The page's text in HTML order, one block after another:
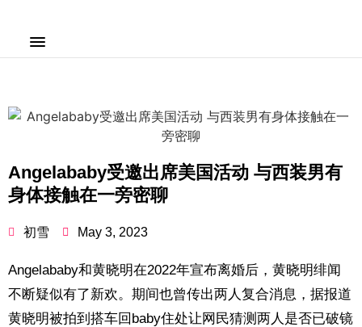
Angelababy受邀出席美国活动 与西装男有
身体接触在一旁密聊
初雪 May 3, 2023
Angelababy和黄晓明在2022年宣布离婚后，黄晓明绯闻
不断疑似有了新欢。期间也曾传出两人复合消息，据报道
黄晓明被拍到搭车回baby住处让网民猜测两人是否已破镜